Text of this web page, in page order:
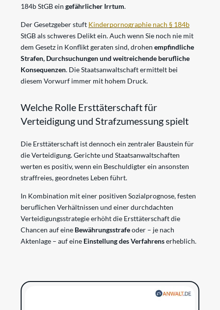
184b StGB ein gefährlicher Irrtum.
Der Gesetzgeber stuft Kinderpornographie nach § 184b
StGB als schweres Delikt ein. Auch wenn Sie noch nie mit
dem Gesetz in Konflikt geraten sind, drohen empfindliche
Strafen, Durchsuchungen und weitreichende berufliche
Konsequenzen. Die Staatsanwaltschaft ermittelt bei
diesem Vorwurf immer mit hohem Druck.
Welche Rolle Ersttäterschaft für
Verteidigung und Strafzumessung spielt
Die Ersttäterschaft ist dennoch ein zentraler Baustein für
die Verteidigung. Gerichte und Staatsanwaltschaften
werten es positiv, wenn ein Beschuldigter ein ansonsten
straffreies, geordnetes Leben führt.
In Kombination mit einer positiven Sozialprognose, festen
beruflichen Verhältnissen und einer durchdachten
Verteidigungsstrategie erhöht die Ersttäterschaft die
Chancen auf eine Bewährungsstrafeoder – je nach
Aktenlage – auf eine Einstellung des Verfahrenserheblich.